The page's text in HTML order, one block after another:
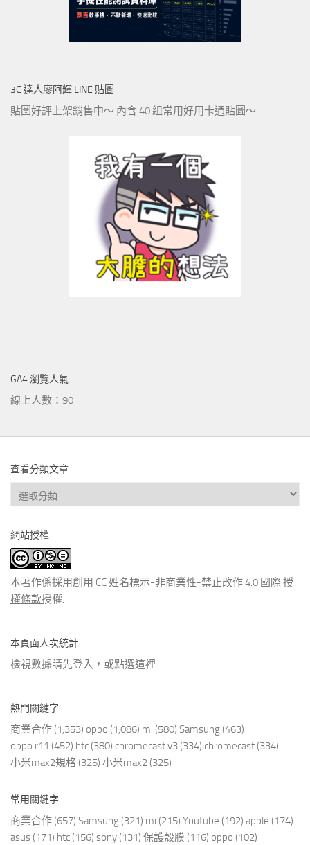
3C 達人廖阿輝 LINE 貼圖
貼圖好評上架銷售中～ 內含 40 組常用好用卡通貼圖～
GA4 瀏覽人氣
線上人數：90
查看分類文章
查
看
類
文
章
網站授權
本著作係採用創用 CC 姓名標示-非商業性-禁止改作 4.0 國際 授
權條款授權.
本頁面人次統計
檢視數據請先登入，或點選這裡
熱門關鍵字
商業合作 (1,353) oppo (1,086) mi (580) Samsung (463)
oppo r11 (452) htc (380) chromecast v3 (334) chromecast (334)
小米max2規格 (325) 小米max2 (325)
常用關鍵字
商業合作 (657) Samsung (321) mi (215) Youtube (192) apple (174)
asus (171) htc (156) sony (131) 保護殼膜 (116) oppo (102)